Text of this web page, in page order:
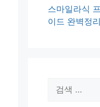
스마일라식
이드 완벽정리
색: